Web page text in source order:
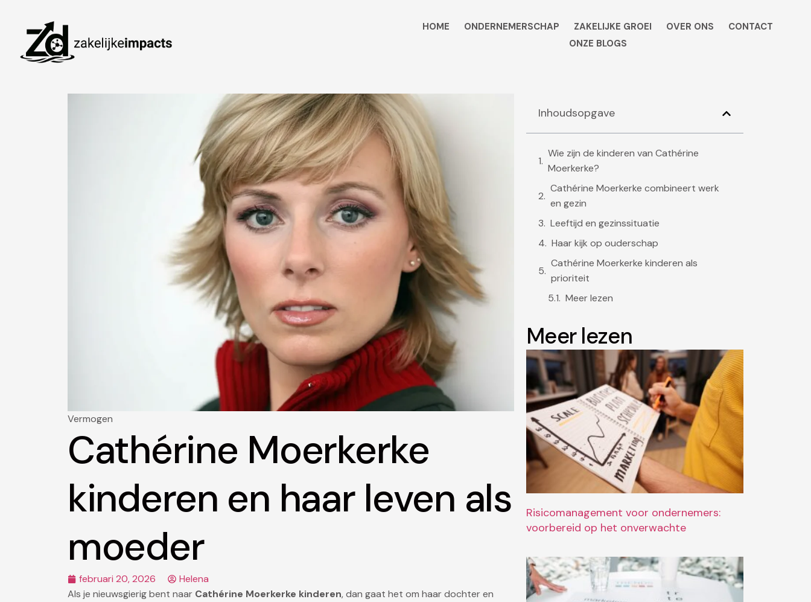
HOME ONDERNEMERSCHAP ZAKELIJKE GROEI OVER ONS
CONTACT
ONZE BLOGS
Vermogen
Cathérine Moerkerke
kinderen en haar leven als
moeder
februari 20, 2026
Helena
Als je nieuwsgierig bent naar Cathérine Moerkerke kinderen, dan gaat het om haar dochter en
Inhoudsopgave
Wie zijn de kinderen van Cathérine
Moerkerke?
Cathérine Moerkerke combineert werk
en gezin
Leeftijd en gezinssituatie
Haar kijk op ouderschap
Cathérine Moerkerke kinderen als
prioriteit
Meer lezen
Meer lezen
Risicomanagement voor ondernemers:
voorbereid op het onverwachte